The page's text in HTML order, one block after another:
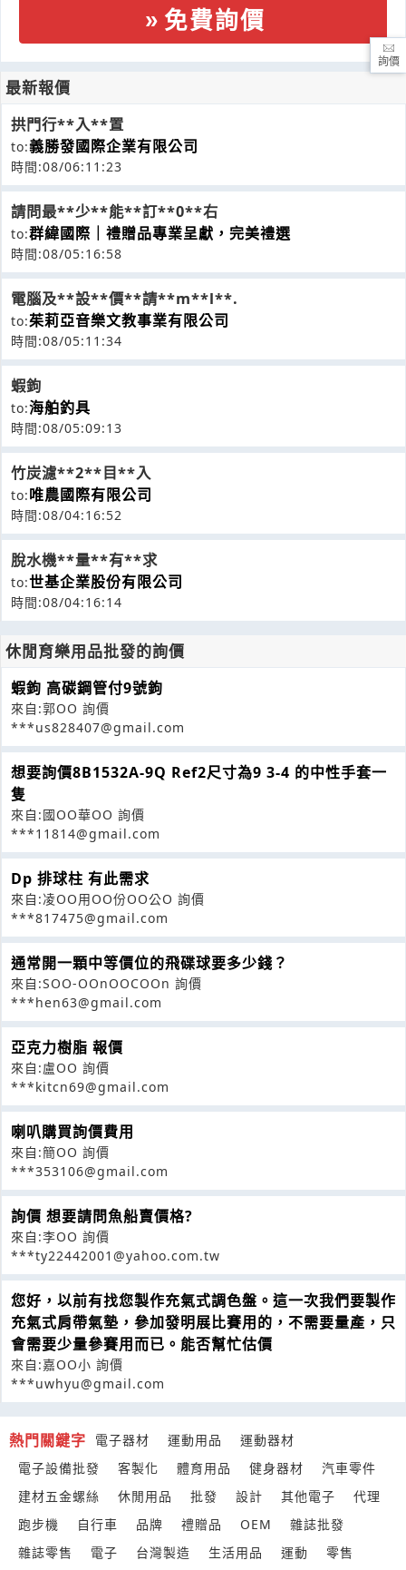
免費詢價
最新報價
拱門行**入**置
to:義勝發國際企業有限公司
時間:08/06:11:23
請問最**少**能**訂**0**右
to:群緯國際｜禮贈品專業呈獻，完美禮選
時間:08/05:16:58
電腦及**設**價**請**m**l**.
to:茱莉亞音樂文教事業有限公司
時間:08/05:11:34
蝦鉤
to:海舶釣具
時間:08/05:09:13
竹炭濾**2**目**入
to:唯農國際有限公司
時間:08/04:16:52
脫水機**量**有**求
to:世基企業股份有限公司
時間:08/04:16:14
休閒育樂用品批發的詢價
蝦鉤 高碳鋼管付9號鉤
來自:郭OO 詢價
***us828407@gmail.com
想要詢價8B1532A-9Q Ref2尺寸為9 3-4 的中性手套一
隻
來自:國OO華OO 詢價
***11814@gmail.com
Dp 排球柱 有此需求
來自:凌OO用OO份OO公O 詢價
***817475@gmail.com
通常開一顆中等價位的飛碟球要多少錢？
來自:SOO-OOnOOCOOn 詢價
***hen63@gmail.com
亞克力樹脂 報價
來自:盧OO 詢價
***kitcn69@gmail.com
喇叭購買詢價費用
來自:簡OO 詢價
***353106@gmail.com
詢價 想要請問魚船賣價格?
來自:李OO 詢價
***ty22442001@yahoo.com.tw
您好，以前有找您製作充氣式調色盤。這一次我們要製作
充氣式肩帶氣墊，參加發明展比賽用的，不需要量產，只
會需要少量參賽用而已。能否幫忙估價
來自:嘉OO小 詢價
***uwhyu@gmail.com
熱門關鍵字 電子器材 運動用品
運動器材
電子設備批發
客製化 體育用品 健身器材
汽車零件
建材五金螺絲
休閒用品 批發 設計 其他電子
代理
跑步機
自行車 品牌 禮贈品 OEM
雜誌批發
雜誌零售
電子 台灣製造 生活用品 運動
零售
詢價